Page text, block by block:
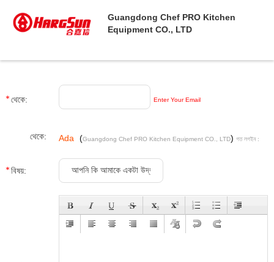
Guangdong Chef PRO Kitchen
Equipment CO., LTD
থেকে: Enter Your Email
থেকে: Ada (Guangdong Chef PRO Kitchen Equipment CO., LTD) গত লগইন :
10 ঘন্টার 10 মিনিট পূর্বে
বিষয়: